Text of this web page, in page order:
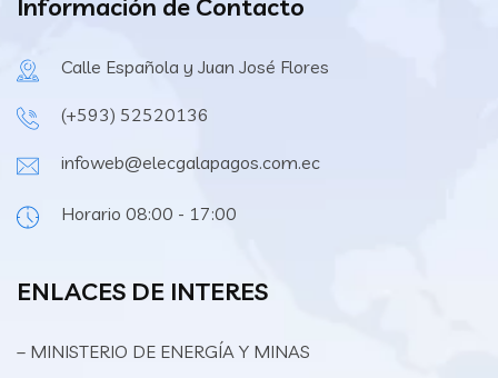
Información de Contacto
Calle Española y Juan José Flores
(+593) 52520136
infoweb@elecgalapagos.com.ec
Horario 08:00 - 17:00
ENLACES DE INTERES
– MINISTERIO DE ENERGÍA Y MINAS